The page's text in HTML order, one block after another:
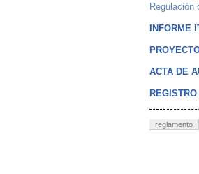
Regulación
INFORME
ACTA DE
reglamento